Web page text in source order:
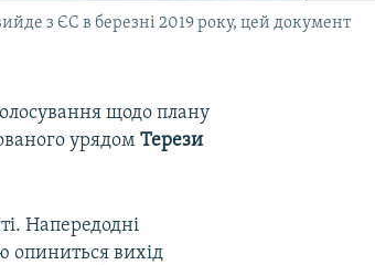
з ЄС в березні 2019 року, цей документ
щодо плану
урядомТерези
Напередодні
опиниться вихід